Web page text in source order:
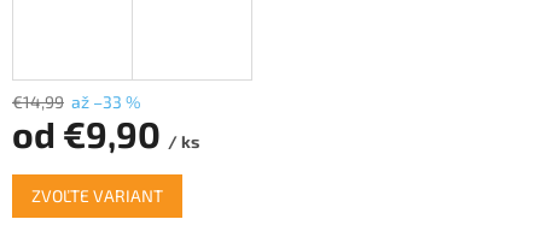
€14,99 až –33 %
od €9,90 / ks
Jednotková
cena:
ZVOĽTE VARIANT